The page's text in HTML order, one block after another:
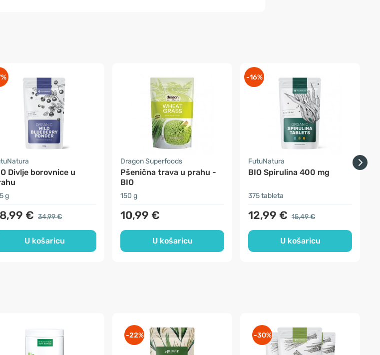
Divlje borovnice u
g
€ 34,99 €
U košaricu
Dragon Superfoods
Pšenična trava u prahu -
BIO
150 g
10,99 €
U košaricu
-16%
FutuNatura
BIO Spirulina 400 mg
375 tableta
12,99 € 15,49 €
U košaricu
-22% -30%